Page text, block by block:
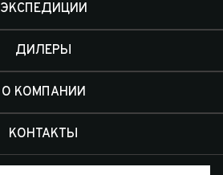
ЭКСПЕДИЦИИ
ДИЛЕРЫ
О КОМПАНИИ
КОНТАКТЫ